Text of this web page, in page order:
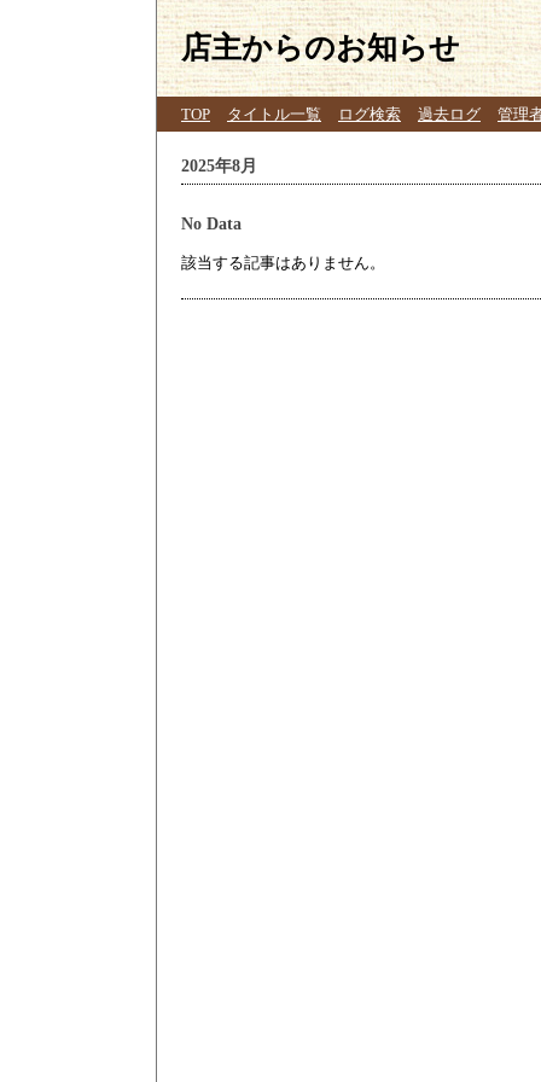
店主からのお知らせ
TOP タイトル一覧 ログ検索 過去ログ 管理
2025年8月
No Data
該当する記事はありません。